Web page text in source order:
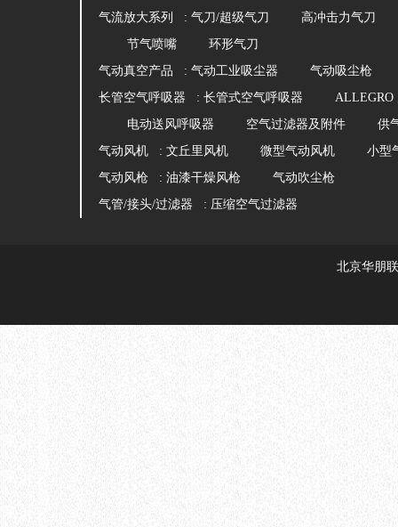
气流放大系列 : 气刀/超级气刀
高冲击力气刀
节气喷嘴
环形气刀
气动真空产品 : 气动工业吸尘器
气动吸尘枪
长管空气呼吸器 : 长管式空气呼吸器
ALLEGRO
电动送风呼吸器
空气过滤器及附件
供
气动风机 : 文丘里风机 微型气动风机
小型
气动风枪 : 油漆干燥风枪
气动吹尘枪
气管/接头/过滤器 : 压缩空气过滤器
北京华朋